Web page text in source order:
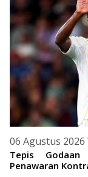
06 Agustus 2026
Tepis
Penawaran